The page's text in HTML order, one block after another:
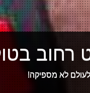
לא מספיקה!